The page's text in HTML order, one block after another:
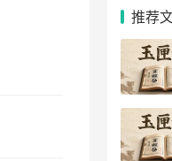
推荐